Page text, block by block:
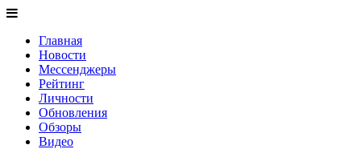
Главная
Новости
Мессенджеры
Рейтинг
Личности
Обновления
Обзоры
Видео